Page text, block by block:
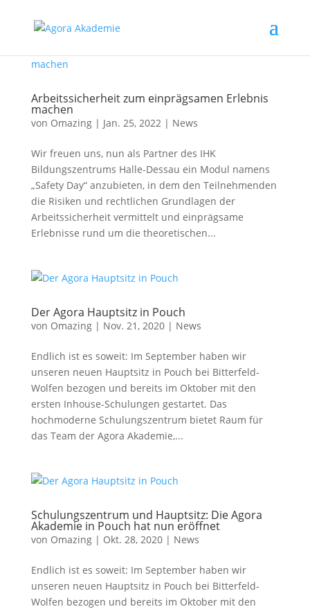
Arbeitssicherheit zum einprägsamen Erlebnis
machen
von Omazing| Jan. 25, 2022| News
Wir freuen uns, nun als Partner des IHK
Bildungszentrums Halle-Dessau ein Modul namens
„Safety Day“ anzubieten, in dem den Teilnehmenden
die Risiken und rechtlichen Grundlagen der
Arbeitssicherheit vermittelt und einprägsame
Erlebnisse rund um die theoretischen...
Der Agora Hauptsitz in Pouch
von Omazing| Nov. 21, 2020| News
Endlich ist es soweit: Im September haben wir
unseren neuen Hauptsitz in Pouch bei Bitterfeld-
Wolfen bezogen und bereits im Oktober mit den
ersten Inhouse-Schulungen gestartet. Das
hochmoderne Schulungszentrum bietet Raum für
das Team der Agora Akademie,...
Schulungszentrum und Hauptsitz: Die Agora
Akademie in Pouch hat nun eröffnet
von Omazing| Okt. 28, 2020| News
Endlich ist es soweit: Im September haben wir
unseren neuen Hauptsitz in Pouch bei Bitterfeld-
Wolfen bezogen und bereits im Oktober mit den